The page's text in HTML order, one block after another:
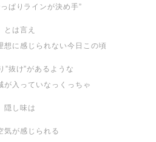
ぱりラインが決め手”
とは言え
想に感じられない今日この頃
”抜け”があるような
が入っていなっくっちゃ
隠し味は
気が感じられる